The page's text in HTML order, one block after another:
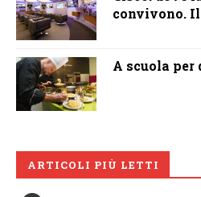
convivono.
A scuola per
ARTICOLI PIÙ LETTI